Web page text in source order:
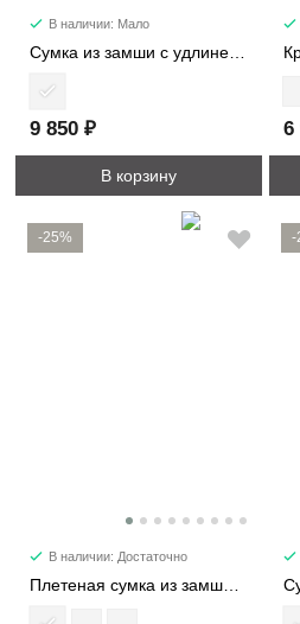
В наличии: Мало
Сумка из замши с удлиненными ручками 8369
9 850 ₽
В корзину
6
-25%
В наличии: Достаточно
-